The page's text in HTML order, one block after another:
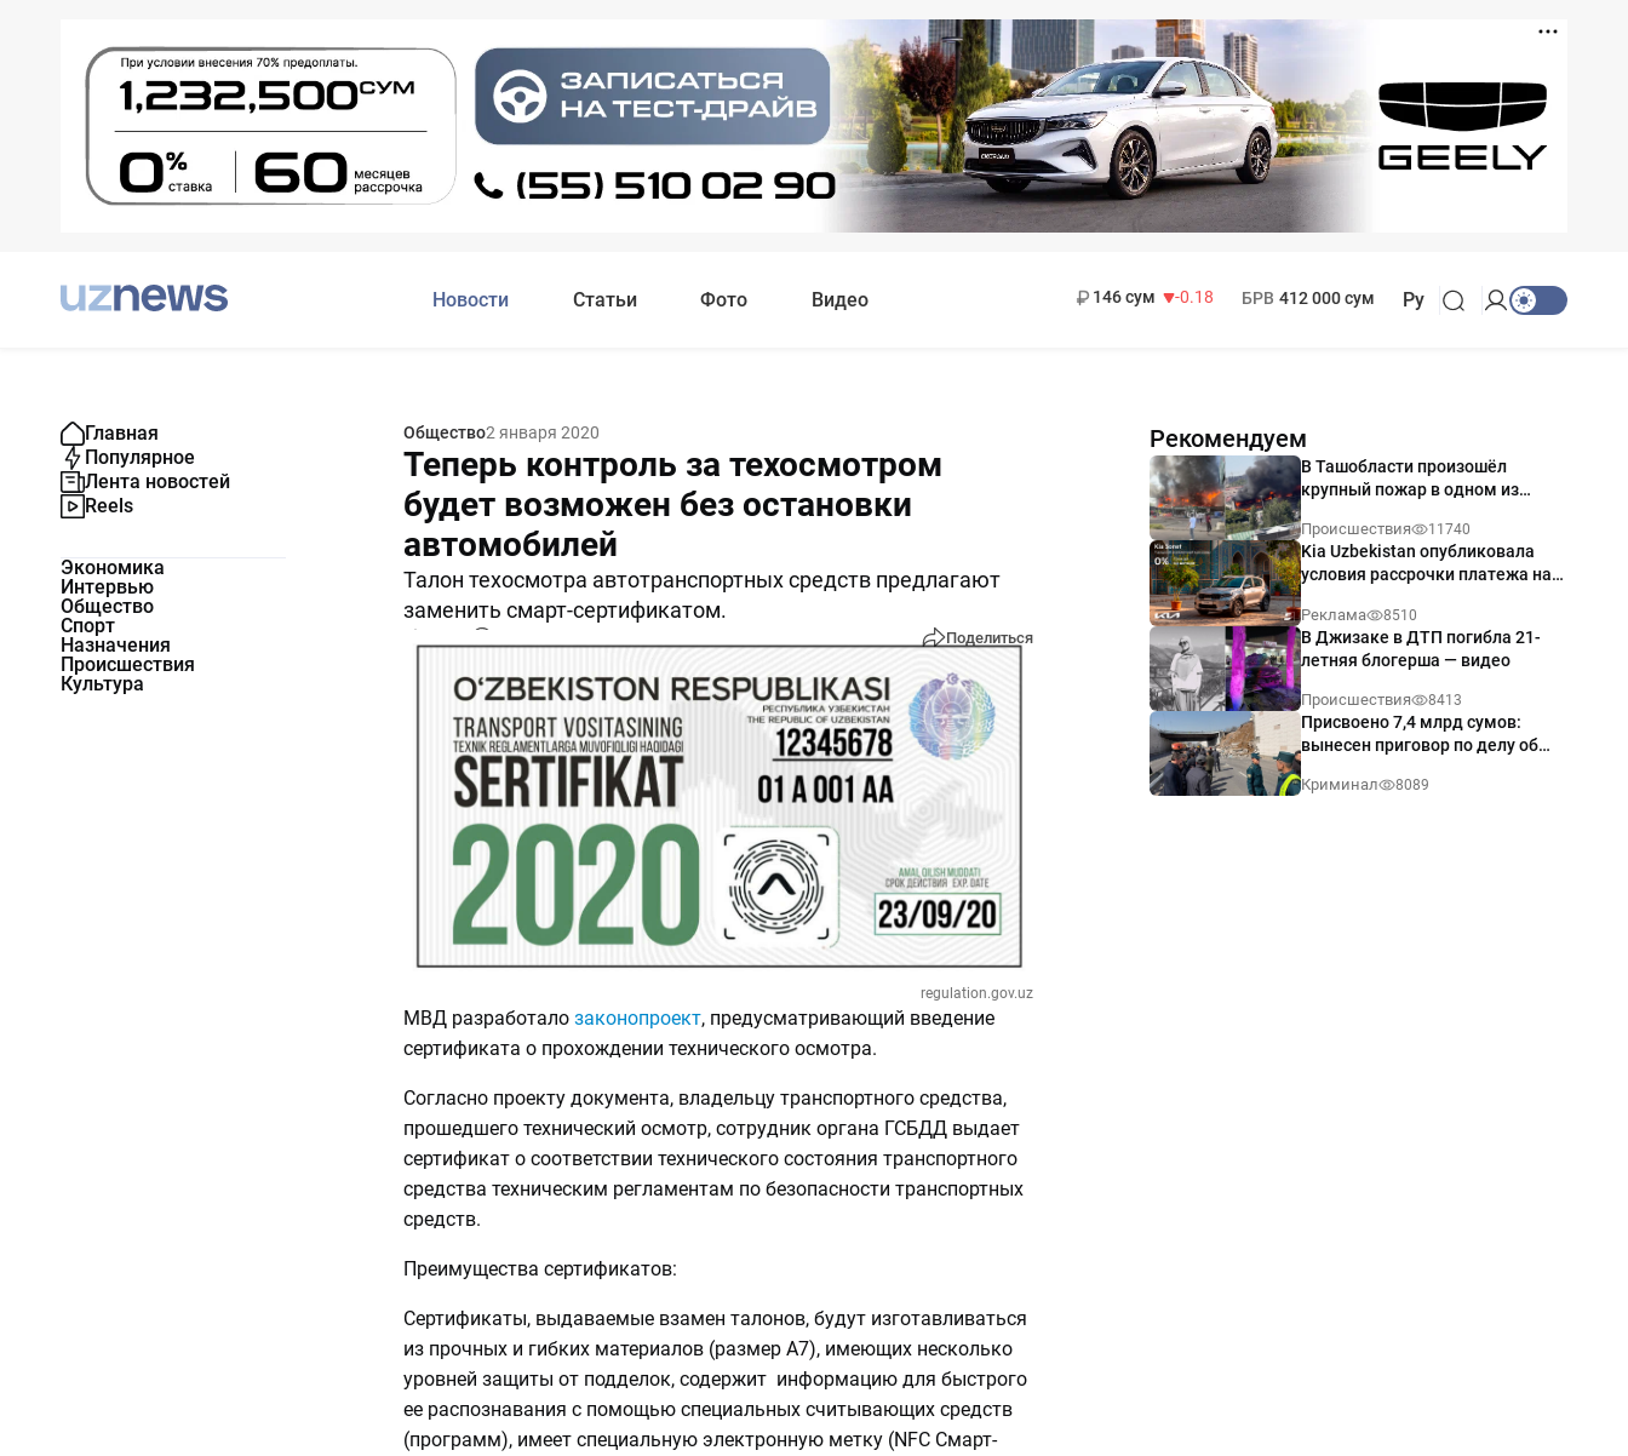
Новости Статьи Фото Видео
146 сум
-0.18
БРВ 412 000 сум Ру
Главная
Популярное
Лента новостей
Reels
Экономика
Интервью
Общество
Спорт
Назначения
Происшествия
Культура
Общество2 января 2020
Теперь контроль за техосмотром
будет возможен без остановки
автомобилей
Талон техосмотра автотранспортных средств предлагают
заменить смарт-сертификатом.
Поделиться
regulation.gov.uz
МВД разработало законопроект, предусматривающий введение
сертификата о прохождении технического осмотра.
Согласно проекту документа, владельцу транспортного средства,
прошедшего технический осмотр, сотрудник органа ГСБДД выдает
сертификат о соответствии технического состояния транспортного
средства техническим регламентам по безопасности транспортных
средств.
Преимущества сертификатов:
Сертификаты, выдаваемые взамен талонов, будут изготавливаться
из прочных и гибких материалов (размер А7), имеющих несколько
уровней защиты от подделок, содержит информацию для быстрого
ее распознавания с помощью специальных считывающих средств
(программ), имеет специальную электронную метку (NFC Смарт-
Рекомендуем
В Ташобласти произошёл
крупный пожар в одном из
Происшествия 11740
Kia Uzbekistan опубликовала
условия рассрочки платежа на
годовых
Реклама 8510
В Джизаке в ДТП погибла 21-
летняя блогерша — видео
Происшествия 8413
Присвоено 7,4 млрд сумов:
вынесен приговор по делу об
Ташкенте
Криминал 8089